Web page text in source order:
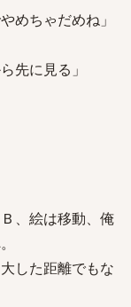
めちゃだめね」
先に見る」
、絵は移動、俺
した距離でもな